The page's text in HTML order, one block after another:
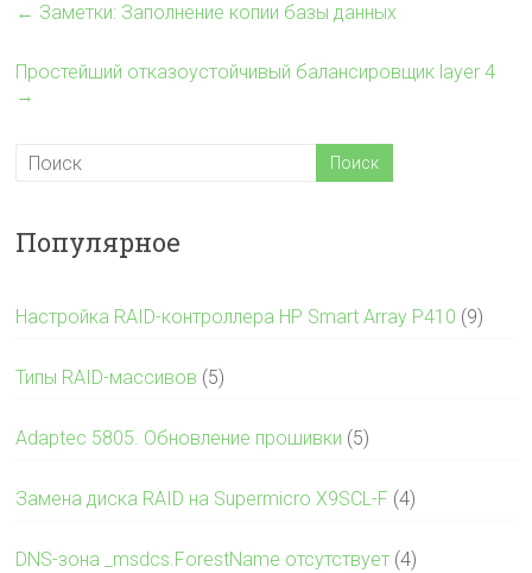
← Заметки: Заполнение копии базы данных
Простейший отказоустойчивый балансировщик layer 4
→
Популярное
Настройка RAID-контроллера HP Smart Array P410 (9)
Типы RAID-массивов (5)
Adaptec 5805. Обновление прошивки (5)
Замена диска RAID на Supermicro X9SCL-F (4)
DNS-зона _msdcs.ForestName отсутствует (4)